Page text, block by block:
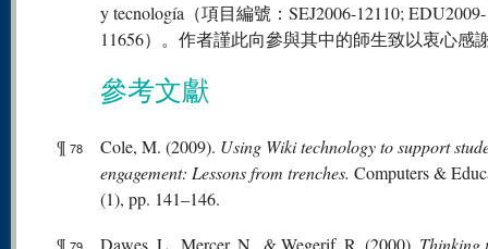
y tecnología（項目編號：SEJ2006-12110; EDU2009-
11656）。作者謹此向參與其中的師生致以衷心感
參考文獻
¶ 78 Cole, M. (2009). Using Wiki technology to support
engagement: Lessons from trenches. Computers &
(1), pp. 141–146.
¶
Dawes, L., Mercer, N., & Wegerif, R. (2000). Thinking